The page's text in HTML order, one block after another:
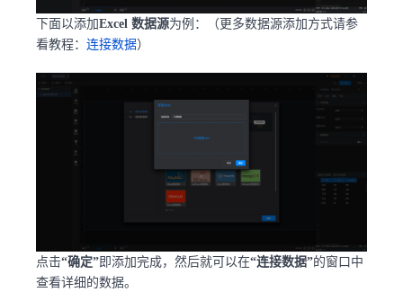
下面以添加Excel 数据源为例：（更多数据源添加方式请参
看教程： 连接数据）
点击“确定”即添加完成，然后就可以在“连接数据”的窗口中
查看详细的数据。